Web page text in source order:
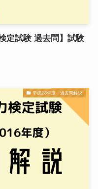
定試験 過去問】試験
平成28年度 過去問解説